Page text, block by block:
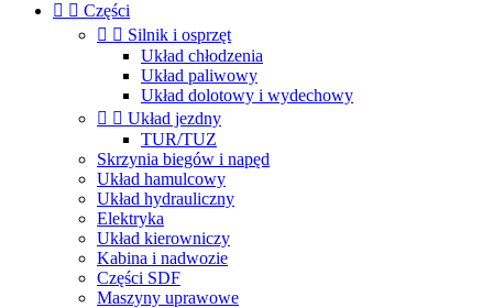
  Części
  Silnik i osprzęt
Układ chłodzenia
Układ paliwowy
Układ dolotowy i wydechowy
  Układ jezdny
TUR/TUZ
Skrzynia biegów i napęd
Układ hamulcowy
Układ hydrauliczny
Elektryka
Układ kierowniczy
Kabina i nadwozie
Części SDF
Maszyny uprawowe